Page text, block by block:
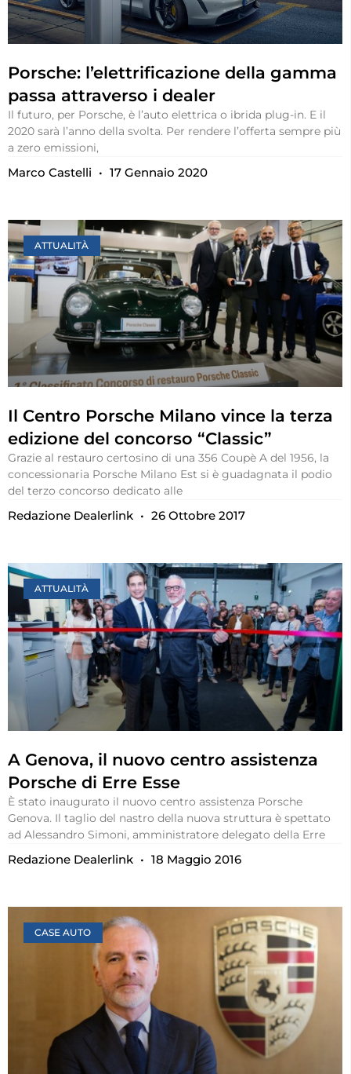
Porsche: l’elettrificazione della gamma
passa attraverso i dealer
Il futuro, per Porsche, è l’auto elettrica o ibrida plug-in. E il
2020 sarà l’anno della svolta. Per rendere l’offerta sempre più
a zero emissioni,
Marco Castelli 17 Gennaio 2020
ATTUALITÀ
Il Centro Porsche Milano vince la terza
edizione del concorso “Classic”
Grazie al restauro certosino di una 356 Coupè A del 1956, la
concessionaria Porsche Milano Est si è guadagnata il podio
del terzo concorso dedicato alle
Redazione Dealerlink 26 Ottobre 2017
ATTUALITÀ
A Genova, il nuovo centro assistenza
Porsche di Erre Esse
È stato inaugurato il nuovo centro assistenza Porsche
Genova. Il taglio del nastro della nuova struttura è spettato
ad Alessandro Simoni, amministratore delegato della Erre
Redazione Dealerlink 18 Maggio 2016
CASE AUTO